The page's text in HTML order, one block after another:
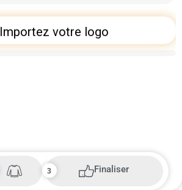
Finaliser
Importez votre logo